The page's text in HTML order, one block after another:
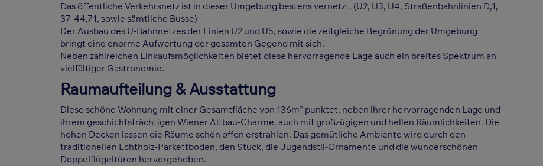
Das öffentliche Verkehrsnetz ist in dieser Umgebung bestens vernetzt. (U2, U3, U4, Straßenbahnlinien D,1,
37-44,71, sowie sämtliche Busse)
Der Ausbau des U-Bahnnetzes der Linien U2 und U5, sowie die zeitgleiche Begrünung der Umgebung
bringt eine enorme Aufwertung der gesamten Gegend mit sich.
Neben zahlreichen Einkaufsmöglichkeiten bietet diese hervorragende Lage auch ein breites Spektrum an
vielfältiger Gastronomie.
Raumaufteilung & Ausstattung
Diese schöne Wohnung mit einer Gesamtfläche von 136m² punktet, neben ihrer hervorragenden Lage und
ihrem geschichtsträchtigen Wiener Altbau-Charme, auch mit großzügigen und hellen Räumlichkeiten. Die
hohen Decken lassen die Räume schön offen erstrahlen. Das gemütliche Ambiente wird durch den
traditionellen Echtholz-Parkettboden, den Stuck, die Jugendstil-Ornamente und die wunderschönen
Doppelflügeltüren hervorgehoben.